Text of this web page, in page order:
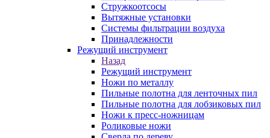
Стружкоотсосы
Вытяжные установки
Системы фильтрации воздуха
Принадлежности
Режущий инструмент
Назад
Режущий инструмент
Ножи по металлу
Пильные полотна для ленточных пил
Пильные полотна для лобзиковых пил
Ножи к пресс-ножницам
Роликовые ножи